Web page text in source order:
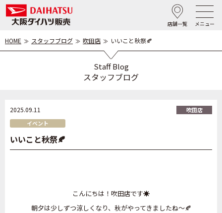
店舗一覧 メニュー
HOME スタッフブログ 吹田店 いいこと秋祭🍂
Staff Blog
スタッフブログ
2025.09.11
吹田店
イベント
いいこと秋祭🍂
こんにちは！吹田店です☀
朝夕は少しずつ涼しくなり、秋がやってきましたね～🍂